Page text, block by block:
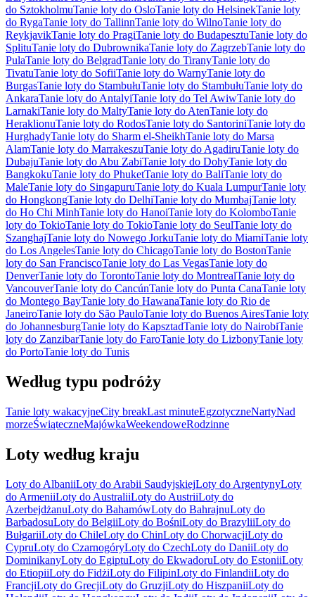
do SztokholmuTanie loty do OsloTanie loty do HelsinekTanie loty
do RygaTanie loty do TallinnTanie loty do WilnoTanie loty do
ReykjavikTanie loty do PragiTanie loty do BudapesztuTanie loty do
SplituTanie loty do DubrownikaTanie loty do ZagrzebTanie loty do
PulaTanie loty do BelgradTanie loty do TiranyTanie loty do
TivatuTanie loty do SofiiTanie loty do WarnyTanie loty do
BurgasTanie loty do StambułuTanie loty do StambułuTanie loty do
AnkaraTanie loty do AntalyiTanie loty do Tel AwiwTanie loty do
LarnakiTanie loty do MaltyTanie loty do AtenTanie loty do
HeraklionuTanie loty do RodosTanie loty do SantoriniTanie loty do
HurghadyTanie loty do Sharm el-SheikhTanie loty do Marsa
AlamTanie loty do MarrakeszuTanie loty do AgadiruTanie loty do
DubajuTanie loty do Abu ZabiTanie loty do DohyTanie loty do
BangkokuTanie loty do PhuketTanie loty do BaliTanie loty do
MaleTanie loty do SingapuruTanie loty do Kuala LumpurTanie loty
do HongkongTanie loty do DelhiTanie loty do MumbajTanie loty
do Ho Chi MinhTanie loty do HanoiTanie loty do KolomboTanie
loty do TokioTanie loty do TokioTanie loty do SeulTanie loty do
SzanghajTanie loty do Nowego JorkuTanie loty do MiamiTanie loty
do Los AngelesTanie loty do ChicagoTanie loty do BostonTanie
loty do San FranciscoTanie loty do Las VegasTanie loty do
DenverTanie loty do TorontoTanie loty do MontrealTanie loty do
VancouverTanie loty do CancúnTanie loty do Punta CanaTanie loty
do Montego BayTanie loty do HawanaTanie loty do Rio de
JaneiroTanie loty do São PauloTanie loty do Buenos AiresTanie loty
do JohannesburgTanie loty do KapsztadTanie loty do NairobiTanie
loty do ZanzibarTanie loty do FaroTanie loty do LizbonyTanie loty
do PortoTanie loty do Tunis
Według typu podróży
Tanie loty wakacyjneCity breakLast minuteEgzotyczneNartyNad
morzeŚwiąteczneMajówkaWeekendoweRodzinne
Loty według kraju
Loty do AlbaniiLoty do Arabii SaudyjskiejLoty do ArgentynyLoty
do ArmeniiLoty do AustraliiLoty do AustriiLoty do
AzerbejdżanuLoty do BahamówLoty do BahrajnuLoty do
BarbadosuLoty do BelgiiLoty do BośniLoty do BrazyliiLoty do
BułgariiLoty do ChileLoty do ChinLoty do ChorwacjiLoty do
CypruLoty do CzarnogóryLoty do CzechLoty do DaniiLoty do
DominikanyLoty do EgiptuLoty do EkwadoruLoty do EstoniiLoty
do EtiopiiLoty do FidżiLoty do FilipinLoty do FinlandiiLoty do
FrancjiLoty do GrecjiLoty do GruzjiLoty do HiszpaniiLoty do